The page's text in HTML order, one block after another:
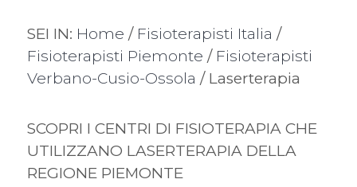
SEI IN: Home / Fisioterapisti Italia /
Fisioterapisti Piemonte / Fisioterapisti
Verbano-Cusio-Ossola / Laserterapia
SCOPRI I CENTRI DI FISIOTERAPIA CHE
UTILIZZANO LASERTERAPIA DELLA
REGIONE PIEMONTE